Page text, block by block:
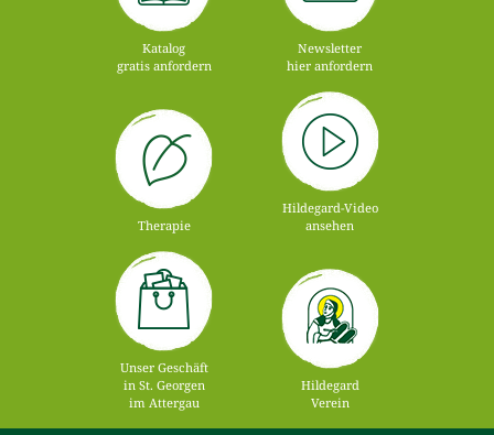
Katalog
gratis anfordern
Newsletter
hier anfordern
Therapie
Hildegard-Video
ansehen
Unser Geschäft
in St. Georgen
im Attergau
Hildegard
Verein